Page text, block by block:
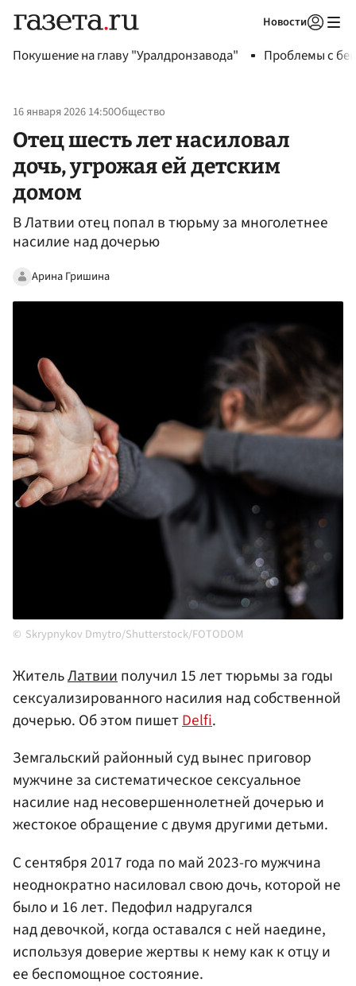
Новости
Покушение на главу "Уралдронзавода" Проблемы с
16 января 2026 14:50Общество
Отец шесть лет насиловал
дочь, угрожая ей детским
домом
В Латвии отец попал в тюрьму за многолетнее
насилие над дочерью
Арина Гришина
Skrypnykov Dmytro/Shutterstock/FOTODOM
ЖительЛатвииполучил 15 лет тюрьмы за годы
сексуализированного насилия над собственной
дочерью. Об этом пишетDelfi.
Земгальский районный суд вынес приговор
мужчине за систематическое сексуальное
насилие над несовершеннолетней дочерью и
жестокое обращение с двумя другими детьми.
С сентября 2017 года по май 2023-го мужчина
неоднократно насиловал свою дочь, которой не
было и 16 лет. Педофил надругался
над девочкой, когда оставался с ней наедине,
используя доверие жертвы к нему как к отцу и
ее беспомощное состояние.